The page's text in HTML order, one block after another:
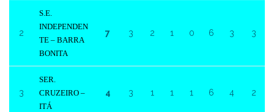
2
S.E.
INDEPENDEN
TE – BARRA
BONITA
7 3 2 1 0 6 3 3
3
SER.
CRUZEIRO –
ITÁ
4 3 1 1 1 6 4 2